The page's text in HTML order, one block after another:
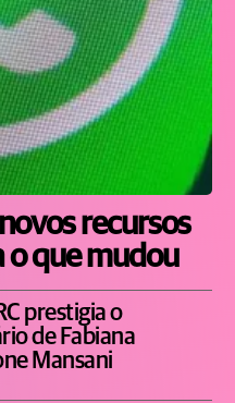
recursos
o que mudou
prestigia o
de Fabiana
Mansani